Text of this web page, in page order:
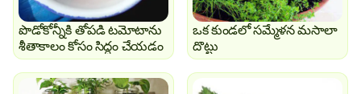
పొడోకోన్నీకి తోపడి టమోటాను
శీతాకాలం కోసం సిద్ధం చేయడం
ఒక కుండలో సమ్మేళన మసాలా
దొట్టు